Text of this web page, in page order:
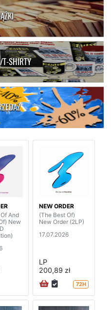
T-SHIRTY
And
New
NEW ORDER
(The Best Of)
New Order (2LP)
17.07.2026
LP
200,89 zł
72H